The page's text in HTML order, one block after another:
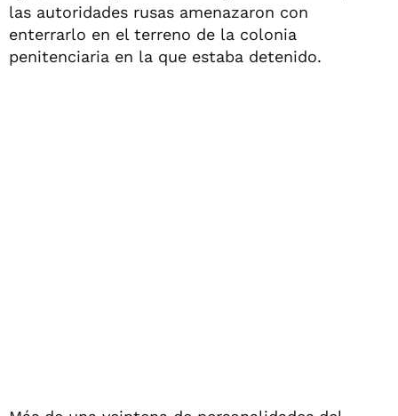
las autoridades rusas amenazaron con
enterrarlo en el terreno de la colonia
penitenciaria en la que estaba detenido.